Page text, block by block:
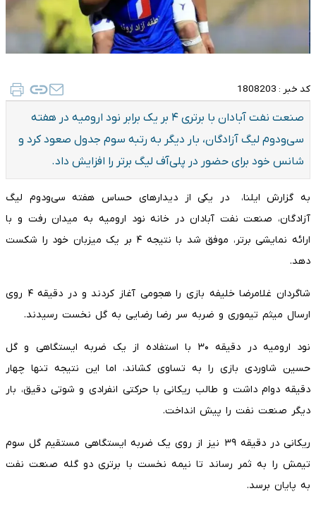
کد خبر : 1808203
صنعت نفت آبادان با برتری ۴ بر یک برابر نود ارومیه در هفته
سی‌ودوم لیگ آزادگان، بار دیگر به رتبه سوم جدول صعود کرد و
شانس خود برای حضور در پلی‌آف لیگ برتر را افزایش داد.
به گزارش ایلنا، در یکی از دیدارهای حساس هفته سی‌ودوم لیگ
آزادگان، صنعت نفت آبادان در خانه نود ارومیه به میدان رفت و با
ارائه نمایشی برتر، موفق شد با نتیجه ۴ بر یک میزبان خود را شکست
دهد.
شاگردان غلامرضا خلیفه بازی را هجومی آغاز کردند و در دقیقه ۴ روی
ارسال میثم تیموری و ضربه سر رضا رضایی به گل نخست رسیدند.
نود ارومیه در دقیقه ۳۰ با استفاده از یک ضربه ایستگاهی و گل
حسین شاوردی بازی را به تساوی کشاند، اما این نتیجه تنها چهار
دقیقه دوام داشت و طالب ریکانی با حرکتی انفرادی و شوتی دقیق، بار
دیگر صنعت نفت را پیش انداخت.
ریکانی در دقیقه ۳۹ نیز از روی یک ضربه ایستگاهی مستقیم گل سوم
تیمش را به ثمر رساند تا نیمه نخست با برتری دو گله صنعت نفت
به پایان برسد.